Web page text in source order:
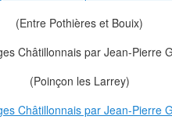
(Entre Pothières et Bouix)
(Poinçon les Larrey)